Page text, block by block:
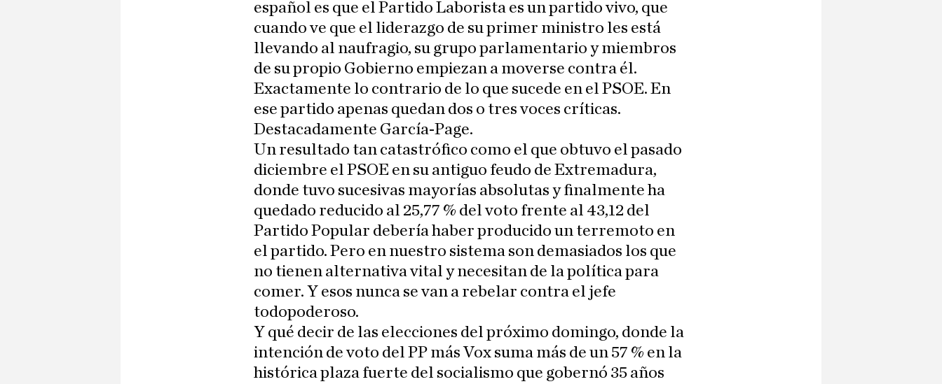
español es que el Partido Laborista es un partido vivo, que
cuando ve que el liderazgo de su primer ministro les está
llevando al naufragio, su grupo parlamentario y miembros
de su propio Gobierno empiezan a moverse contra él.
Exactamente lo contrario de lo que sucede en el PSOE. En
ese partido apenas quedan dos o tres voces críticas.
Destacadamente García-Page.
Un resultado tan catastrófico como el que obtuvo el pasado
diciembre el PSOE en su antiguo feudo de Extremadura,
donde tuvo sucesivas mayorías absolutas y finalmente ha
quedado reducido al 25,77 % del voto frente al 43,12 del
Partido Popular debería haber producido un terremoto en
el partido. Pero en nuestro sistema son demasiados los que
no tienen alternativa vital y necesitan de la política para
comer. Y esos nunca se van a rebelar contra el jefe
todopoderoso.
Y qué decir de las elecciones del próximo domingo, donde la
intención de voto del PP más Vox suma más de un 57 % en la
histórica plaza fuerte del socialismo que gobernó 35 años